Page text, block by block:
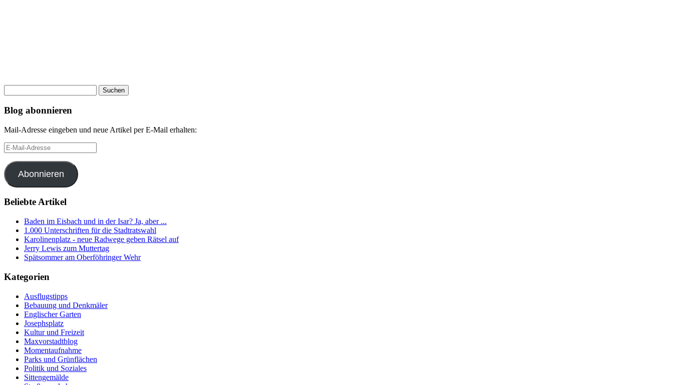
nach:
Blog abonnieren
Mail-Adresse eingeben und neue Artikel per E-Mail erhalten:
E-
Mail-
Adresse
Abonnieren
Beliebte Artikel
Baden im Eisbach und in der Isar? Ja, aber ...
1.000 Unterschriften für die Stadtratswahl
Karolinenplatz - neue Radwege geben Rätsel auf
Jerry Lewis zum Muttertag
Spätsommer am Oberföhringer Wehr
Kategorien
Ausflugstipps
Bebauung und Denkmäler
Englischer Garten
Josephsplatz
Kultur und Freizeit
Maxvorstadtblog
Momentaufnahme
Parks und Grünflächen
Politik und Soziales
Sittengemälde